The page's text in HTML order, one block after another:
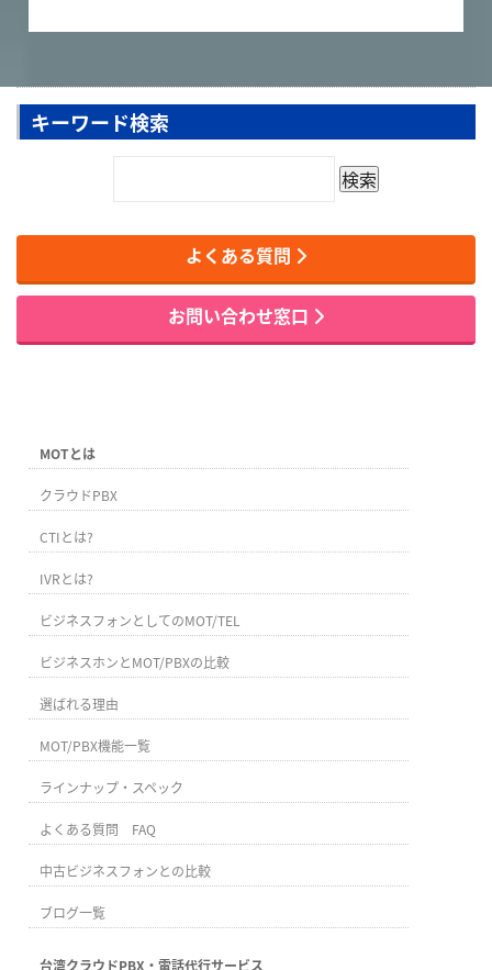
キーワード検索
よくある質問
お問い合わせ窓口
MOTとは
クラウドPBX
CTIとは?
IVRとは?
ビジネスフォンとしてのMOT/TEL
ビジネスホンとMOT/PBXの比較
選ばれる理由
MOT/PBX機能一覧
ラインナップ・スペック
よくある質問 FAQ
中古ビジネスフォンとの比較
ブログ一覧
台湾クラウドPBX・電話代行サービス